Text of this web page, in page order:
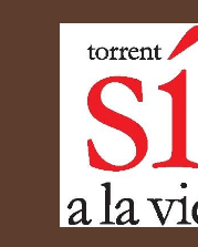
A
JORDI
Y
A
TODOS
LOS
QUE